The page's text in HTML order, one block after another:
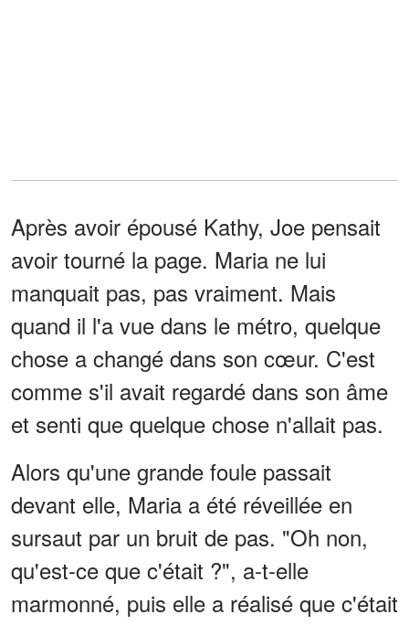
Après avoir épousé Kathy, Joe pensait
avoir tourné la page. Maria ne lui
manquait pas, pas vraiment. Mais
quand il l'a vue dans le métro, quelque
chose a changé dans son cœur. C'est
comme s'il avait regardé dans son âme
et senti que quelque chose n'allait pas.
Alors qu'une grande foule passait
devant elle, Maria a été réveillée en
sursaut par un bruit de pas. "Oh non,
qu'est-ce que c'était ?", a-t-elle
marmonné, puis elle a réalisé que c'était